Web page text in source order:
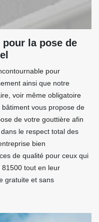
la pose de
pour
ainsi que notre
voir même obligatoire
bâtiment vous propose de
de votre gouttière afin
le respect total des
bien
de qualité pour ceux qui
tout en leur
gratuite et sans